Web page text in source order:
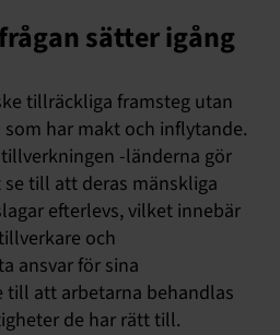
sätter igång
tillräckliga framsteg utan
har makt och inflytande.
-länderna gör
till att deras mänskliga
efterlevs, vilket innebär
och
ansvar för sina
till att arbetarna behandlas
de har rätt till.